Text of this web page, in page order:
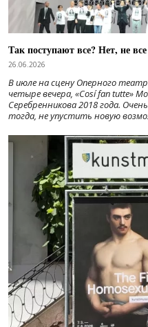
Так поступают все? Нет, не все
26.06.2026
В июле на сцену Оперного
четыре вечера, «Cosí fan tutte»
Серебренникова 2018 года.
тогда, не упустить новую